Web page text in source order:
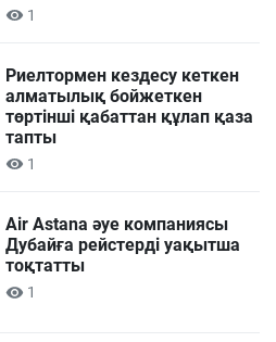
1
Риелтормен кездесу кеткен
алматылық бойжеткен
төртінші қабаттан құлап қаза
тапты
1
Air Astana әуе компаниясы
Дубайға рейстерді уақытша
тоқтатты
1